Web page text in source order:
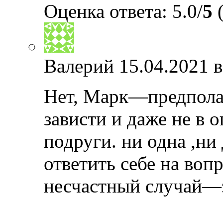
Оценка ответа: 5.0/5
Валерий 15.04.2021
Нет,
зависти и даже не в
подруги. ни одна ,ни
ответить себе на
несчастный